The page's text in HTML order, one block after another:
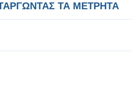
ΤΑ ΜΕΤΡΗΤΑ